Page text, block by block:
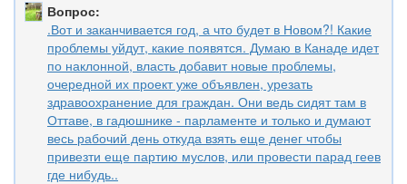
Вопрос:
.Вот и заканчивается год, а что будет в Новом?! Какие
проблемы уйдут, какие появятся. Думаю в Канаде идет
по наклонной, власть добавит новые проблемы,
очередной их проект уже объявлен, урезать
здравоохранение для граждан. Они ведь сидят там в
Оттаве, в гадюшнике - парламенте и только и думают
весь рабочий день откуда взять еще денег чтобы
привезти еще партию муслов, или провести парад геев
где нибудь..